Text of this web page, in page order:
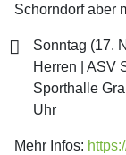
Schorndorf aber
Sonntag (17.
Herren | ASV
Sporthalle
Uhr
Mehr Infos: